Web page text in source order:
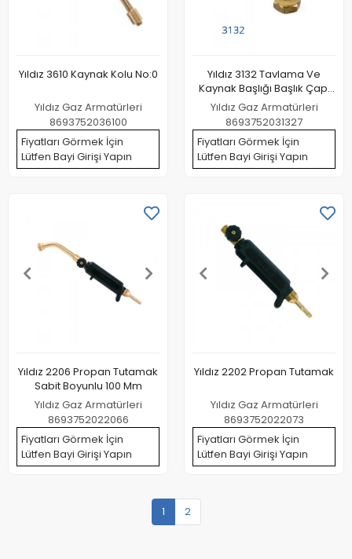
Yıldız 3610 Kaynak Kolu No:0
Yıldız Gaz Armatürleri
8693752036100
Fiyatları Görmek İçin
Lütfen Bayi Girişi Yapın
Yıldız 3132 Tavlama Ve
Kaynak Başlığı Başlık Çapı
32 Mm
Yıldız Gaz Armatürleri
8693752031327
Fiyatları Görmek İçin
Lütfen Bayi Girişi Yapın
Yıldız 2206 Propan Tutamak
Sabit Boyunlu 100 Mm
Yıldız Gaz Armatürleri
8693752022066
Fiyatları Görmek İçin
Lütfen Bayi Girişi Yapın
Yıldız 2202 Propan Tutamak
Yıldız Gaz Armatürleri
8693752022073
Fiyatları Görmek İçin
Lütfen Bayi Girişi Yapın
1 2